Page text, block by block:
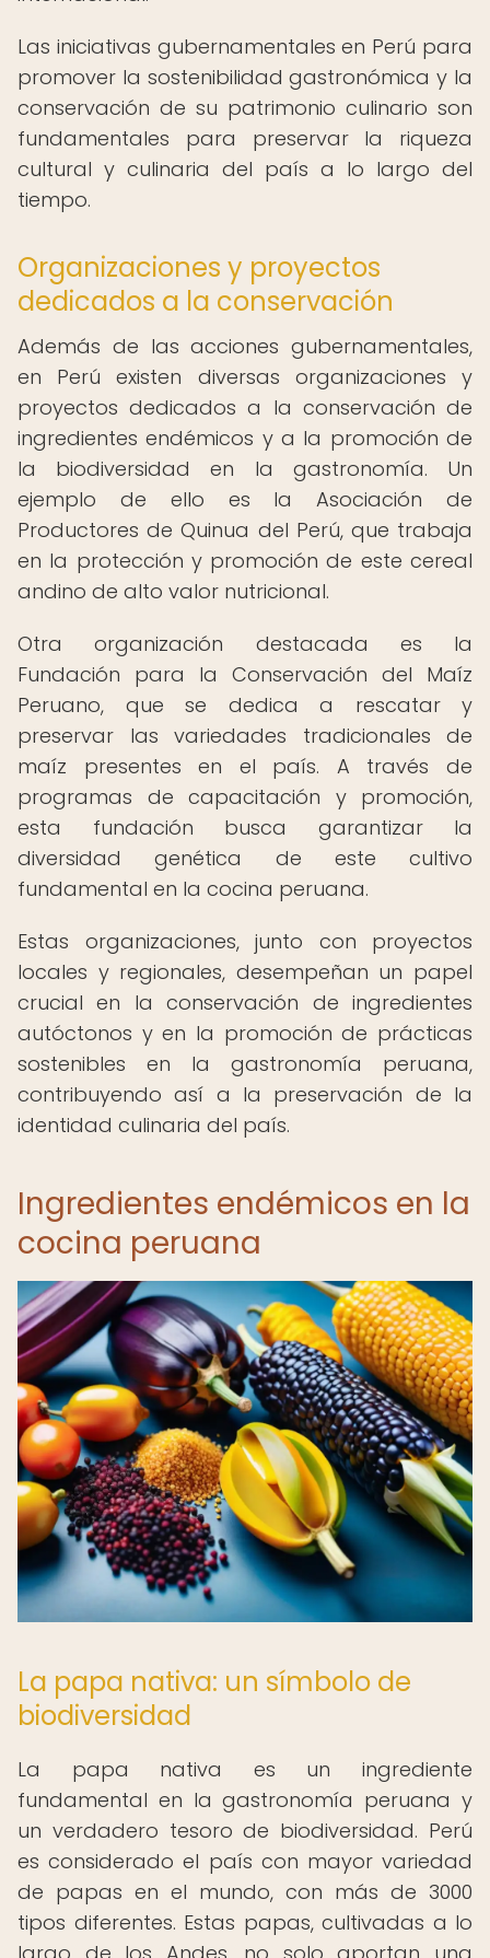
Las iniciativas gubernamentales en Perú para
promover la sostenibilidad gastronómica y la
conservación de su patrimonio culinario son
fundamentales para preservar la riqueza
cultural y culinaria del país a lo largo del
tiempo.
Organizaciones y proyectos
dedicados a la conservación
Además de las acciones gubernamentales,
en Perú existen diversas organizaciones y
proyectos dedicados a la conservación de
ingredientes endémicos y a la promoción de
la biodiversidad en la gastronomía. Un
ejemplo de ello es la Asociación de
Productores de Quinua del Perú, que trabaja
en la protección y promoción de este cereal
andino de alto valor nutricional.
Otra organización destacada es la
Fundación para la Conservación del Maíz
Peruano, que se dedica a rescatar y
preservar las variedades tradicionales de
maíz presentes en el país. A través de
programas de capacitación y promoción,
esta fundación busca garantizar la
diversidad genética de este cultivo
fundamental en la cocina peruana.
Estas organizaciones, junto con proyectos
locales y regionales, desempeñan un papel
crucial en la conservación de ingredientes
autóctonos y en la promoción de prácticas
sostenibles en la gastronomía peruana,
contribuyendo así a la preservación de la
identidad culinaria del país.
Ingredientes endémicos en la
cocina peruana
La papa nativa: un símbolo de
biodiversidad
La papa nativa es un ingrediente
fundamental en la gastronomía peruana y
un verdadero tesoro de biodiversidad. Perú
es considerado el país con mayor variedad
de papas en el mundo, con más de 3000
tipos diferentes. Estas papas, cultivadas a lo